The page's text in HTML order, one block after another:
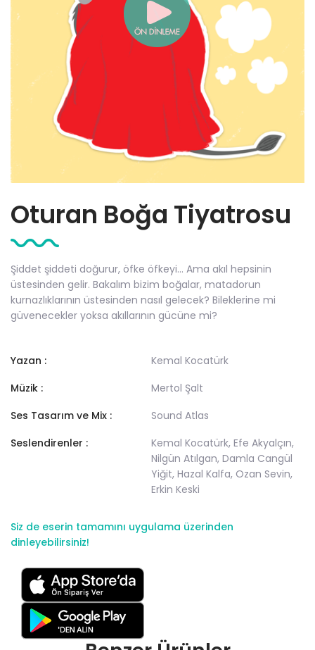
Oturan Boğa Tiyatrosu
Şiddet şiddeti doğurur, öfke öfkeyi... Ama akıl hepsinin
üstesinden gelir. Bakalım bizim boğalar, matadorun
kurnazlıklarının üstesinden nasıl gelecek? Bileklerine mi
güvenecekler yoksa akıllarının gücüne mi?
Yazan :
Kemal Kocatürk
Müzik :
Mertol Şalt
Ses Tasarım ve Mix :
Sound Atlas
Seslendirenler :
Kemal Kocatürk, Efe Akyalçın,
Nilgün Atılgan, Damla Cangül
Yiğit, Hazal Kalfa, Ozan Sevin,
Erkin Keski
Siz de eserin tamamını uygulama üzerinden
dinleyebilirsiniz!